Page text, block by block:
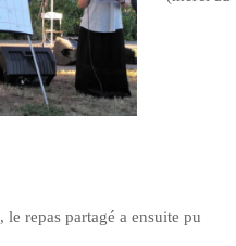
repas partagé a ensuite pu